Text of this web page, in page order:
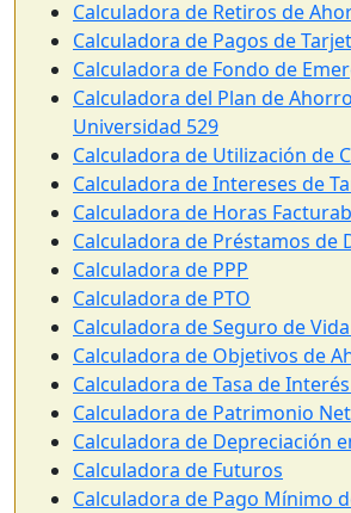
Calculadora de Retiros de
Calculadora de Pagos de
Calculadora de Fondo de
Calculadora del Plan de
Universidad 529
Calculadora de Utilización de
Calculadora de Intereses de
Calculadora de Horas
Calculadora de Préstamos de
Calculadora de PPP
Calculadora de PTO
Calculadora de Seguro de
Calculadora de Objetivos de
Calculadora de Tasa de
Calculadora de Patrimonio
Calculadora de Depreciación
Calculadora de Futuros
Calculadora de Pago Mínimo